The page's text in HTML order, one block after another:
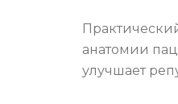
анатомии
улучшает